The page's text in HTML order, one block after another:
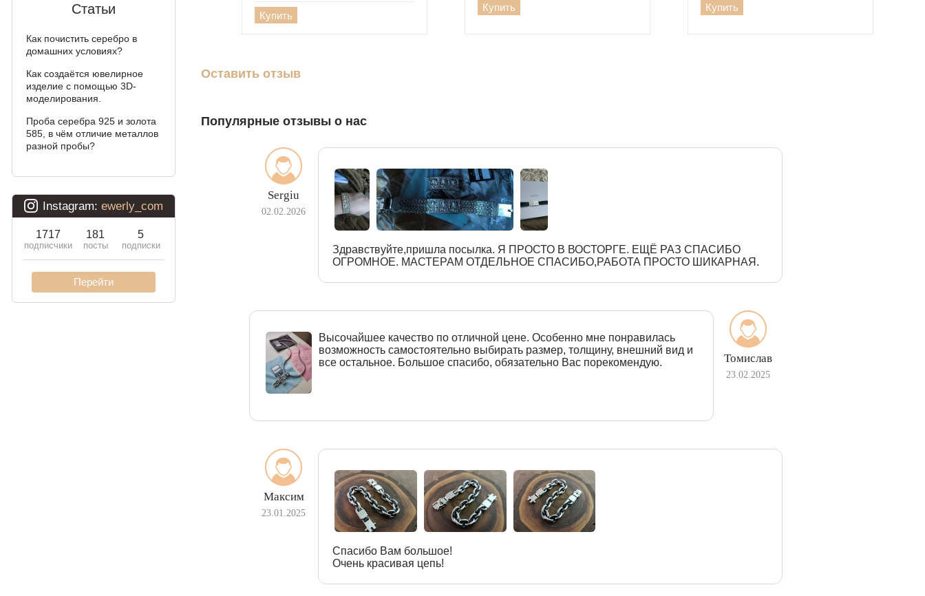
Давид
Двойной бисмарк
Двойной ручеёк (чайка)
Двойной рамзес
Кардинал (Питон,
Итальянка)
Фонари
Статьи
Как почистить серебро в
домашних условиях?
Как создаётся ювелирное
изделие с помощью 3D-
моделирования.
Проба серебра 925 и золота
585, в чём отличие металлов
разной пробы?
Купить
Купить Купить
Оставить отзыв
Популярные отзывы о нас
Sergiu
02.02.2026
Здравствуйте,пришла посылка. Я ПРОСТО В ВОСТОРГЕ. ЕЩЁ РАЗ СПАСИБО
ОГРОМНОЕ. МАСТЕРАМ ОТДЕЛЬНОЕ СПАСИБО,РАБОТА ПРОСТО ШИКАРНАЯ.
Томислав
23.02.2025
Высочайшее качество по отличной цене. Особенно мне понравилась
возможность самостоятельно выбирать размер, толщину, внешний вид и
все остальное. Большое спасибо, обязательно Вас порекомендую.
Максим
23.01.2025
Спасибо Вам большое!
Очень красивая цепь!